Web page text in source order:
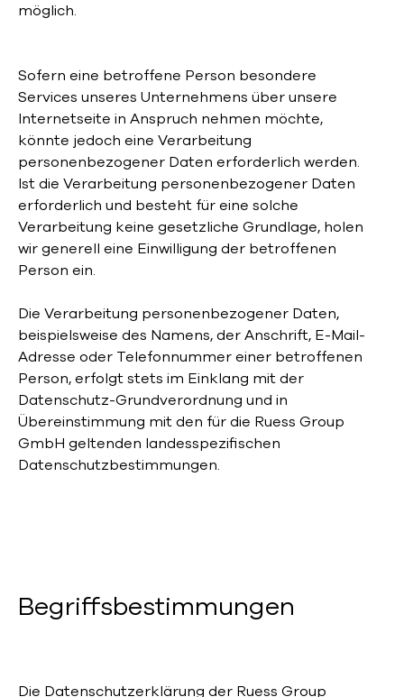
möglich.
Sofern eine betroffene Person besondere
Services unseres Unternehmens über unsere
Internetseite in Anspruch nehmen möchte,
könnte jedoch eine Verarbeitung
personenbezogener Daten erforderlich werden.
Ist die Verarbeitung personenbezogener Daten
erforderlich und besteht für eine solche
Verarbeitung keine gesetzliche Grundlage, holen
wir generell eine Einwilligung der betroffenen
Person ein.
Die Verarbeitung personenbezogener Daten,
beispielsweise des Namens, der Anschrift, E-Mail-
Adresse oder Telefonnummer einer betroffenen
Person, erfolgt stets im Einklang mit der
Datenschutz-Grundverordnung und in
Übereinstimmung mit den für die Ruess Group
GmbH geltenden landesspezifischen
Datenschutzbestimmungen.
Begriffs­bestimmungen
Die Datenschutzerklärung der Ruess Group